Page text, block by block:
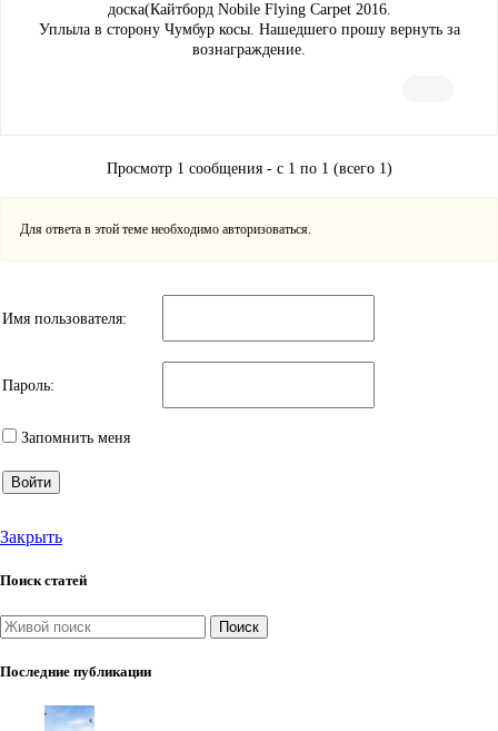
доска(Кайтборд Nobile Flying Carpet 2016.
Уплыла в сторону Чумбур косы. Нашедшего прошу вернуть за
вознаграждение.
Просмотр 1 сообщения - с 1 по 1 (всего 1)
Для ответа в этой теме необходимо авторизоваться.
Имя пользователя:
Пароль:
Запомнить меня
Войти
Закрыть
Поиск статей
Поиск
Последние публикации